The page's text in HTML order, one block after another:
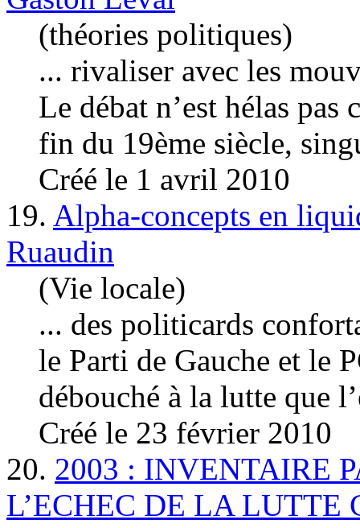
(théories politiques)
... rivaliser avec les
Le débat n’est hélas
fin du 19ème siècle,
Créé le 1 avril 2010
19. Alpha-concepts en
Ruaudin
(Vie locale)
... des politicards
le Parti de Gauche et le
débouché à la lutte que
Créé le 23 février 2010
20. 2003 : INVENTAIRE
L’ECHEC DE LA LUTTE